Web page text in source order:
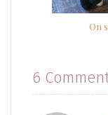
On
6